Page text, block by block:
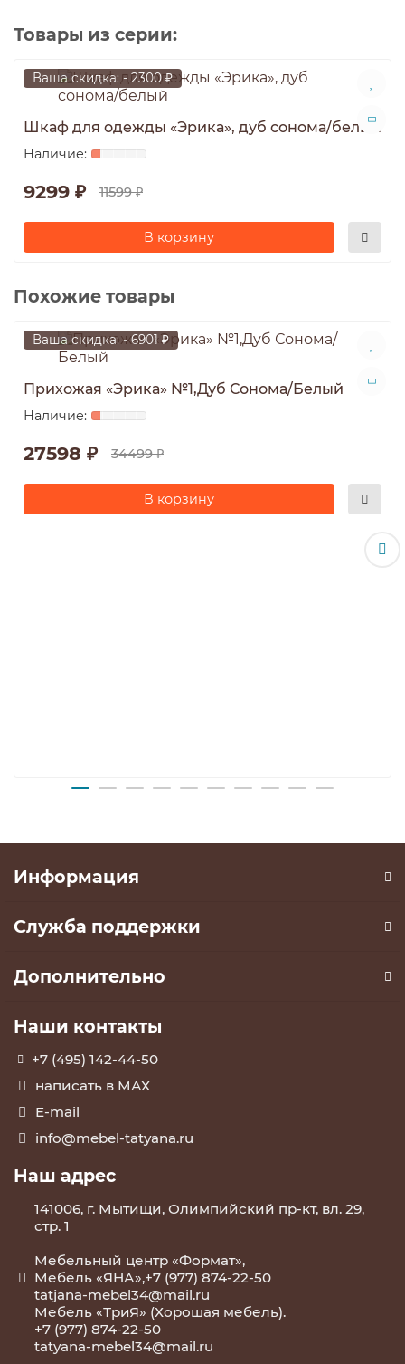
Товары из серии:
Ваша скидка: - 2300 ₽
Шкаф для одежды «Эрика», дуб сонома/белый
9299 ₽ 11599 ₽
В корзину
Похожие товары
Ваша скидка: - 6901 ₽
Прихожая «Эрика» №1,Дуб Сонома/Белый
27598 ₽ 34499 ₽
В корзину
Информация
Служба поддержки
Дополнительно
Наши контакты
+7 (495) 142-44-50
написать в МАХ
E-mail
info@mebel-tatyana.ru
Наш адрес
141006, г. Мытищи, Олимпийский пр-кт, вл. 29,
стр. 1
Мебельный центр «Формат»,
Мебель «ЯНА»,+7 (977) 874-22-50
tatjana-mebel34@mail.ru
Мебель «ТриЯ» (Хорошая мебель).
+7 (977) 874-22-50
tatyana-mebel34@mail.ru